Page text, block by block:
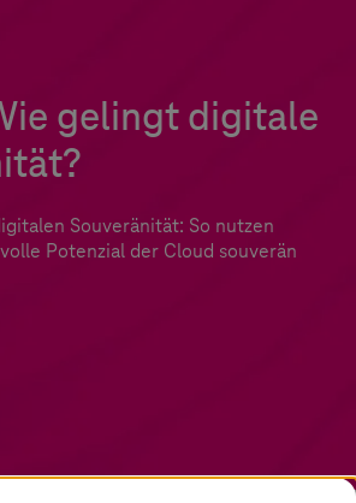
gelingt digitale
Souveränität: So nutzen
Potenzial der Cloud souverän